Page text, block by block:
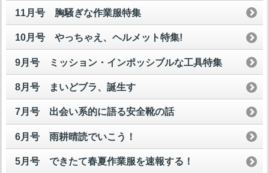
11月号 胸騒ぎな作業服特集
10月号 やっちゃえ、ヘルメット特集!
9月号 ミッション・インポッシブルな工具特集
8月号 まいどブラ、誕生す
7月号 出会い系的に語る安全靴の話
6月号 雨耕晴読でいこう！
5月号 できたて春夏作業服を速報する！